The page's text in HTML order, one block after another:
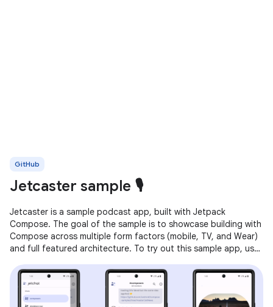
GitHub
Jetcaster sample 🎙️
Jetcaster is a sample podcast app, built with Jetpack
Compose. The goal of the sample is to showcase building with
Compose across multiple form factors (mobile, TV, and Wear)
and full featured architecture. To try out this sample app, use